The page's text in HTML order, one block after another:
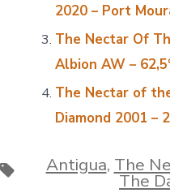
2020 – Port
The Nectar Of
Albion AW –
The Nectar of
Diamond 2001 –
Étiquettes
Antigua, The
The